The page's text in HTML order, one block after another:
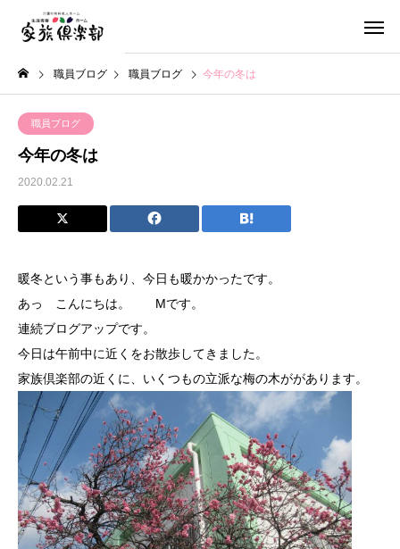
職員ブログ 職員ブログ 今年の冬は
職員ブログ
今年の冬は
2020.02.21
暖冬という事もあり、今日も暖かかったです。
あっ こんにちは。 Mです。
連続ブログアップです。
今日は午前中に近くをお散歩してきました。
家族倶楽部の近くに、いくつもの立派な梅の木ががあります。